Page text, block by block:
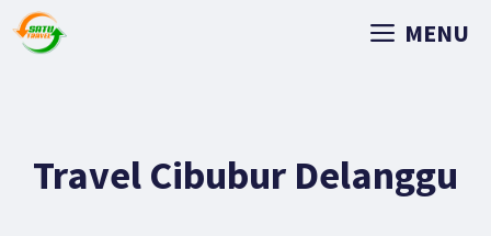
MENU
Travel Cibubur Delanggu